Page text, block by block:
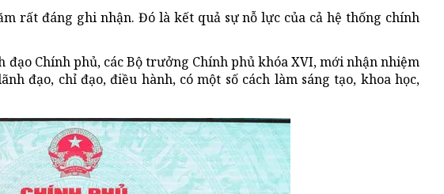
rất đáng ghi nhận. Đó là kết quả sự nỗ lực của cả hệ thống chính
Chính phủ, các Bộ trưởng Chính phủ khóa XVI, mới nhận nhiệm
đạo, chỉ đạo, điều hành, có một số cách làm sáng tạo, khoa học,